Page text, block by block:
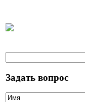
Задать вопрос